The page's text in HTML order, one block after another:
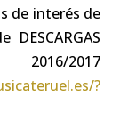
de interés de
2017
?